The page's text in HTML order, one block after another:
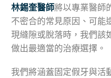
林錫奎醫師將以專業醫師
不密合的常見原因、可能
現縫隙或脫落時，我們該
做出最適當的治療選擇。
我們將涵蓋固定假牙與活